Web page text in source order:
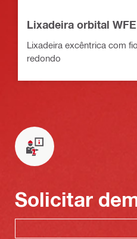
Lixadeira orbital
Lixadeira excêntrica com
redondo
Solicitar